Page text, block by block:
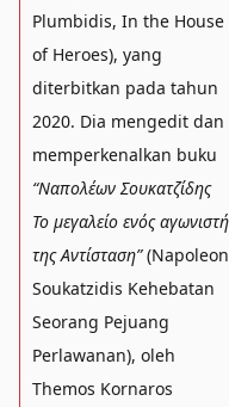
Plumbidis, In the House
of Heroes), yang
diterbitkan pada tahun
2020. Dia mengedit dan
memperkenalkan buku
“Ναπολέων Σουκατζίδης
Το μεγαλείο ενός αγωνιστή
της Αντίσταση”(Napoleon
Soukatzidis Kehebatan
Seorang Pejuang
Perlawanan), oleh
Themos Kornaros